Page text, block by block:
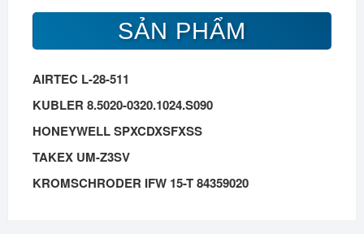
SẢN PHẨM
AIRTEC L-28-511
KUBLER 8.5020-0320.1024.S090
HONEYWELL SPXCDXSFXSS
TAKEX UM-Z3SV
KROMSCHRODER IFW 15-T 84359020